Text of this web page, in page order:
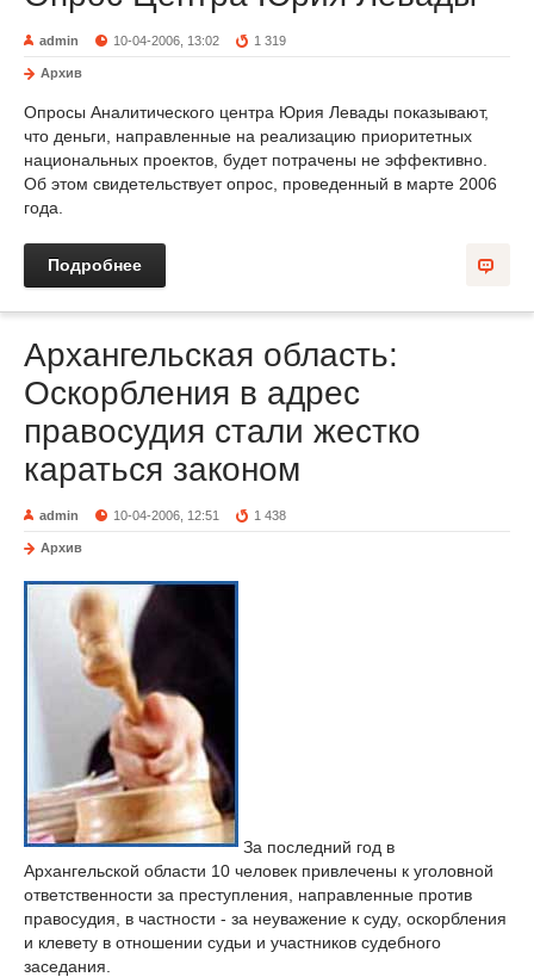
admin 10-04-2006, 13:02 1 319
Архив
Опросы Аналитического центра Юрия Левады показывают,
что деньги, направленные на реализацию приоритетных
национальных проектов, будет потрачены не эффективно.
Об этом свидетельствует опрос, проведенный в марте 2006
года.
Подробнее
Архангельская область:
Оскорбления в адрес
правосудия стали жестко
караться законом
admin 10-04-2006, 12:51 1 438
Архив
За последний год в
Архангельской области 10 человек привлечены к уголовной
ответственности за преступления, направленные против
правосудия, в частности - за неуважение к суду, оскорбления
и клевету в отношении судьи и участников судебного
заседания.